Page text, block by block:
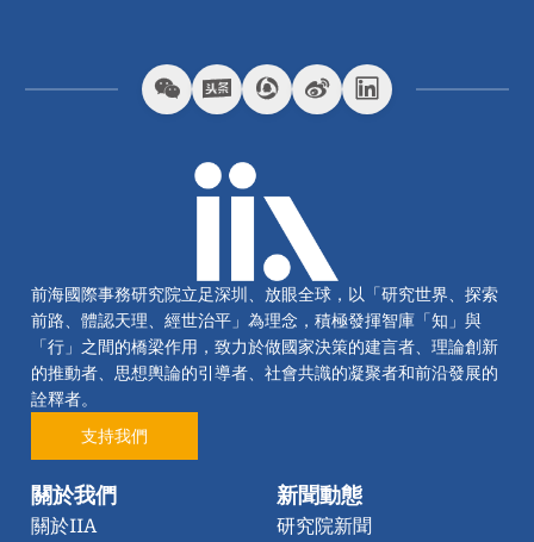
前海國際事務研究院立足深圳、放眼全球，以「研究世界、探索
前路、體認天理、經世治平」為理念，積極發揮智庫「知」與
「行」之間的橋梁作用，致力於做國家決策的建言者、理論創新
的推動者、思想輿論的引導者、社會共識的凝聚者和前沿發展的
詮釋者。
支持我們
關於我們
關於IIA
新聞動態
研究院新聞